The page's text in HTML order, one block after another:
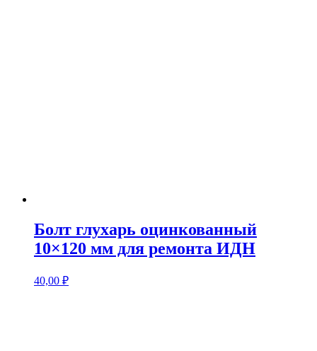
Болт глухарь оцинкованный
10×120 мм для ремонта ИДН
40,00 ₽